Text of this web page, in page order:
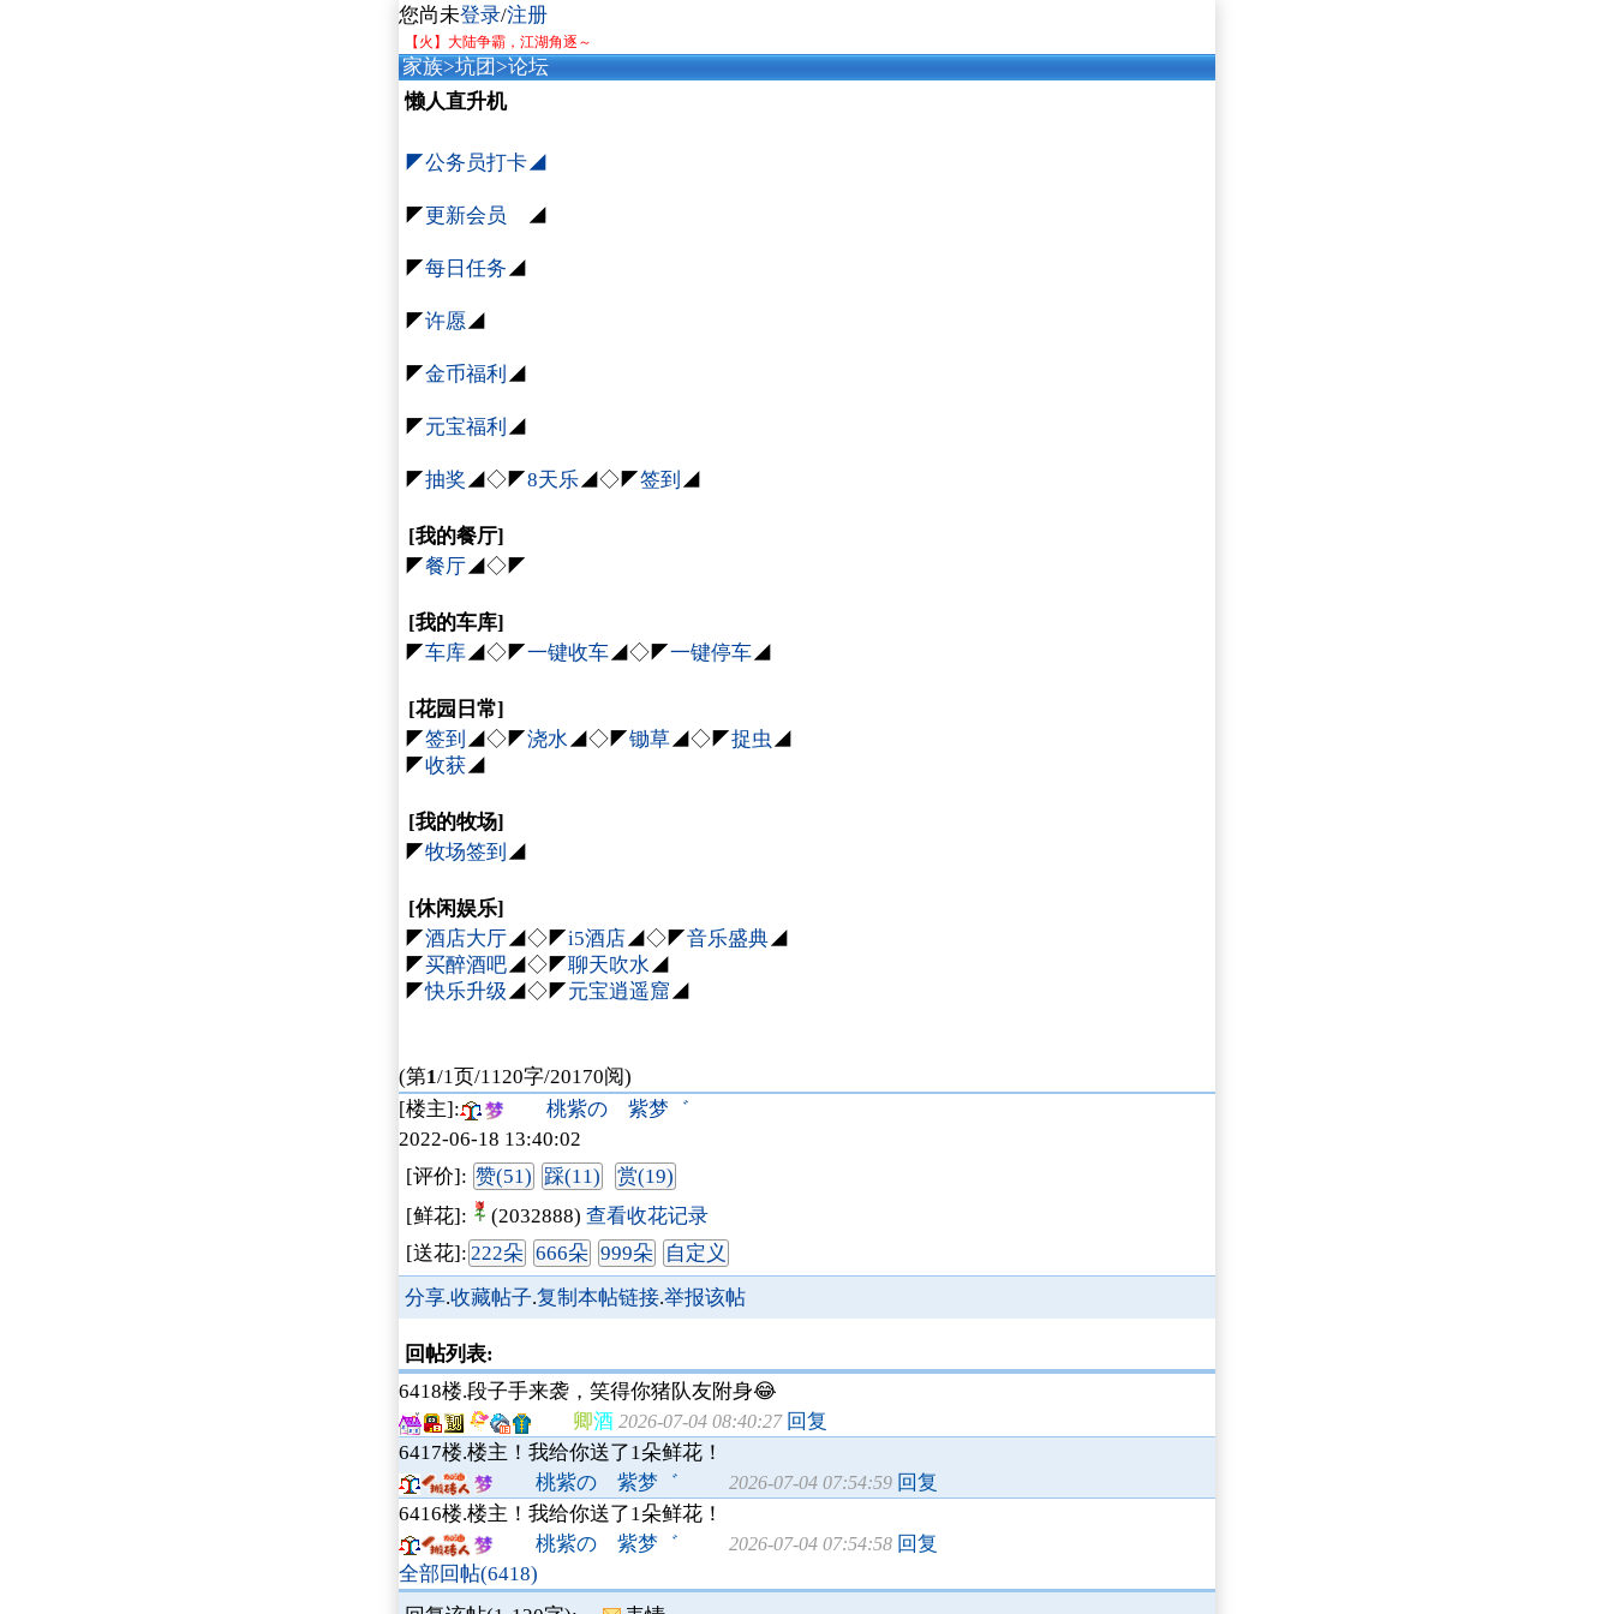
您尚未登录/注册
【火】大陆争霸，江湖角逐～
家族>坑团>论坛
懒人直升机
◤公务员打卡◢
◤更新会员 ◢
◤每日任务◢
◤许愿◢
◤金币福利 ◢
◤元宝福利 ◢
◤抽奖◢◇◤8天乐◢◇◤签到 ◢
[我的餐厅]
◤餐厅◢◇◤
[我的车库]
◤车库◢◇◤一键收车◢◇◤一键停车◢
[花园日常]
◤签到 ◢◇◤浇水◢◇◤锄草◢◇◤捉虫◢
◤收获◢
[我的牧场]
◤牧场签到 ◢
[休闲娱乐]
◤酒店大厅◢◇◤i5酒店◢◇◤音乐盛典◢
◤买醉酒吧◢◇◤聊天吹水◢
◤快乐升级◢◇◤元宝逍遥窟◢
(第1/1页/1120字/20170阅)
[楼主]:
桃紫の 紫梦゛
2022-06-18 13:40:02
[评价]: 赞(51) 踩(11)
赏(19)
[鲜花]:
(2032888) 查看收花记录
[送花]: 222朵 666朵 999朵
自定义
分享.收藏帖子.复制本帖链接.举报该帖
回帖列表:
6418楼.段子手来袭，笑得你猪队友附身😂
卿酒 2026-07-04 08:40:27 回复
6417楼.楼主！我给你送了1朵鲜花！
桃紫の 紫梦゛
2026-07-04 07:54:59 回复
6416楼.楼主！我给你送了1朵鲜花！
桃紫の 紫梦゛
2026-07-04 07:54:58 回复
全部回帖(6418)